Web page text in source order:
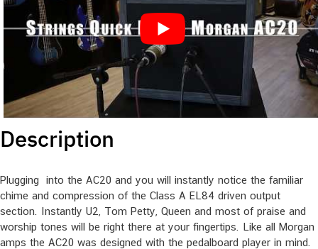
Description
Plugging into the AC20 and you will instantly notice the familiar
chime and compression of the Class A EL84 driven output
section. Instantly U2, Tom Petty, Queen and most of praise and
worship tones will be right there at your fingertips. Like all Morgan
amps the AC20 was designed with the pedalboard player in mind.